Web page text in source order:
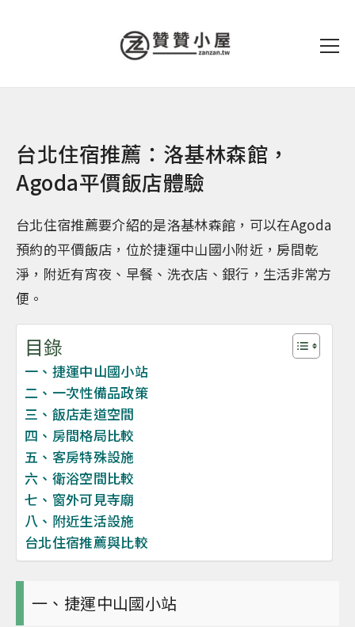
台北住宿推薦：洛基林森館，
Agoda平價飯店體驗
台北住宿推薦要介紹的是洛基林森館，可以在Agoda
預約的平價飯店，位於捷運中山國小附近，房間乾
淨，附近有宵夜、早餐、洗衣店、銀行，生活非常方
便。
目錄
一、捷運中山國小站
二、一次性備品政策
三、飯店走道空間
四、房間格局比較
五、客房特殊設施
六、衛浴空間比較
七、窗外可見寺廟
八、附近生活設施
台北住宿推薦與比較
一、捷運中山國小站